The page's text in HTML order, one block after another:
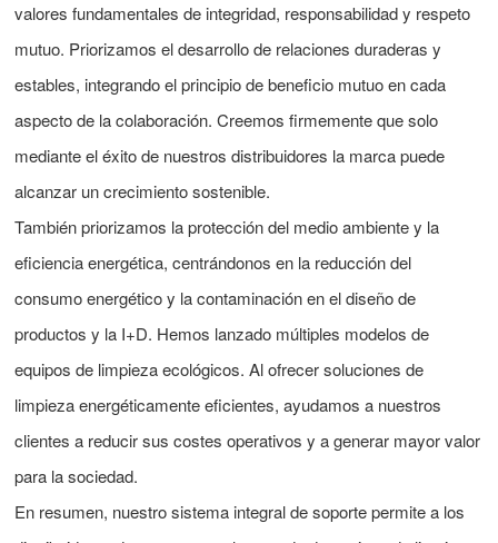
valores fundamentales de integridad, responsabilidad y respeto
mutuo. Priorizamos el desarrollo de relaciones duraderas y
estables, integrando el principio de beneficio mutuo en cada
aspecto de la colaboración. Creemos firmemente que solo
mediante el éxito de nuestros distribuidores la marca puede
alcanzar un crecimiento sostenible.
También priorizamos la protección del medio ambiente y la
eficiencia energética, centrándonos en la reducción del
consumo energético y la contaminación en el diseño de
productos y la I+D. Hemos lanzado múltiples modelos de
equipos de limpieza ecológicos. Al ofrecer soluciones de
limpieza energéticamente eficientes, ayudamos a nuestros
clientes a reducir sus costes operativos y a generar mayor valor
para la sociedad.
En resumen, nuestro sistema integral de soporte permite a los